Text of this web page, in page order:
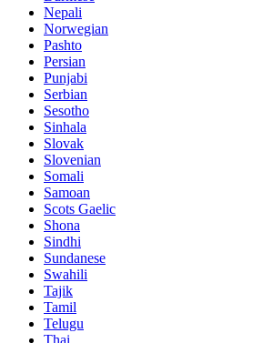
Nepali
Norwegian
Pashto
Persian
Punjabi
Serbian
Sesotho
Sinhala
Slovak
Slovenian
Somali
Samoan
Scots Gaelic
Shona
Sindhi
Sundanese
Swahili
Tajik
Tamil
Telugu
Thai